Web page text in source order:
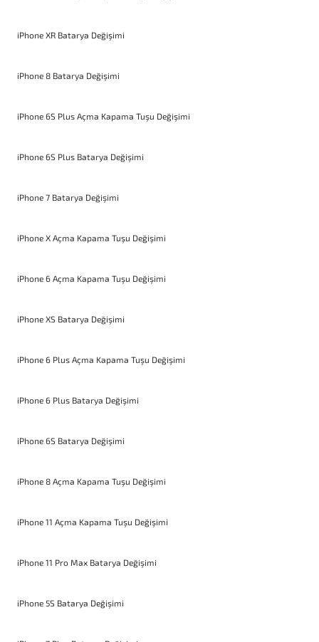
iPhone XR Batarya Değişimi
iPhone 8 Batarya Değişimi
iPhone 6S Plus Açma Kapama Tuşu Değişimi
iPhone 6S Plus Batarya Değişimi
iPhone 7 Batarya Değişimi
iPhone X Açma Kapama Tuşu Değişimi
iPhone 6 Açma Kapama Tuşu Değişimi
iPhone XS Batarya Değişimi
iPhone 6 Plus Açma Kapama Tuşu Değişimi
iPhone 6 Plus Batarya Değişimi
iPhone 6S Batarya Değişimi
iPhone 8 Açma Kapama Tuşu Değişimi
iPhone 11 Açma Kapama Tuşu Değişimi
iPhone 11 Pro Max Batarya Değişimi
iPhone 5S Batarya Değişimi